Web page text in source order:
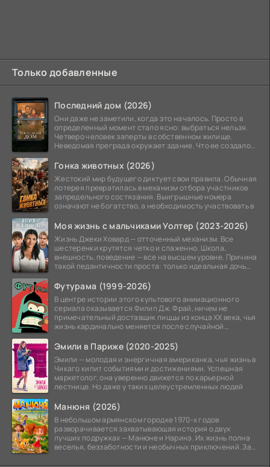
Только добавленные
Последний дом (2026)
Они даже не заметили, когда это началось. Просто в
определенный момент стало ясно: выбраться нельзя.
Четверо человек заперты в собственном жилище.
Неведомая преграда окружает здание. Что ее создало
Гонка животных (2026)
Жестокий мир будущего диктует свои правила. Обычная
лотерея превратилась в механизм отбора участников
запредельного состязания. Выигрышные номера
означают не богатство, а необходимость участвовать в
Моя жизнь с мальчиками Уолтер (2023-2026)
Жизнь Джеки Ховард — отточенный механизм. Все
шестеренки крутятся четко и слаженно. Школа,
внешность, поведение — все на высшем уровне. Причина
такой педантичности проста: только идеальная дочь
Футурама (1999-2026)
В центре истории этого культового анимационного
сериала оказывается Филип Дж. Фрай, ничем не
примечательный доставщик пиццы из конца XX века, чья
жизнь кардинально меняется после случайной
Эмили в Париже (2020-2025)
Эмили — молодая и энергичная американка, чья жизнь в
Чикаго кипит событиями и достижениями. Успешная
маркетолог, она уверенно движется по карьерной
лестнице. Но даже у таких целеустремленных людей
Манюня (2026)
В небольшом армянском городке 1970-х годов
разворачивается захватывающая история о двух
лучших подружках — Манюне и Наринэ. Их жизнь полна
веселья, беззаботности и необычных приключений. За